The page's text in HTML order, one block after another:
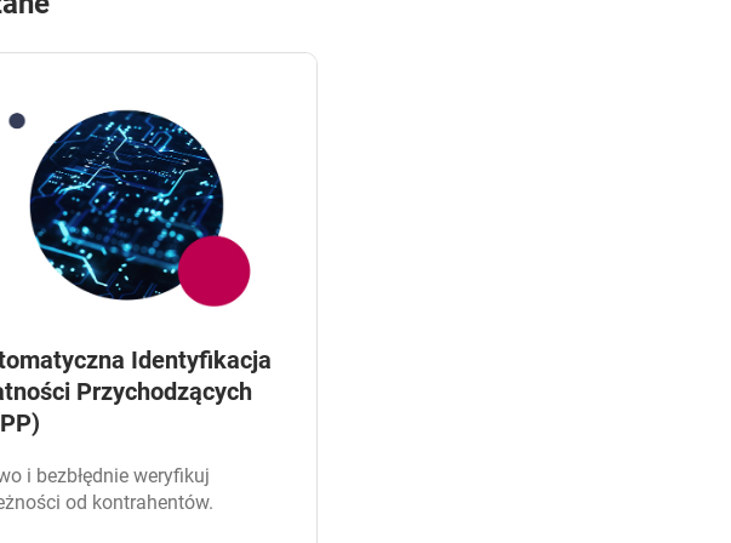
Identyfikacja
Przychodzących
i bezbłędnie weryfikuj
od kontrahentów.